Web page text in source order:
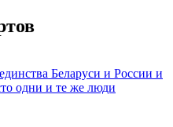
Беларуси и России и
одни и те же люди